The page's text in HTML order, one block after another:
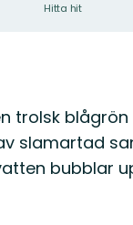
Hitta hit
trolsk
slamartad
bubblar